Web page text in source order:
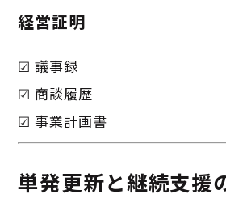
経営証明
☑ 議事録
☑ 商談履歴
☑ 事業計画書
単発更新と継続支援